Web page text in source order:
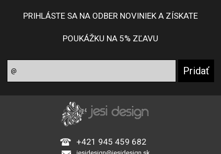
PRIHLÁSTE SA NA ODBER NOVINIEK A ZÍSKATE
POUKÁŽKU NA 5% ZĽAVU
+421 945 459 682